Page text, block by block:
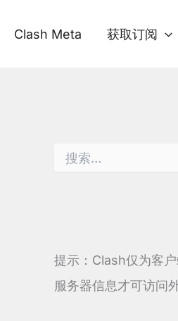
Clash Meta 获取订阅
提示：Clash仅为客
服务器信息才可访问外